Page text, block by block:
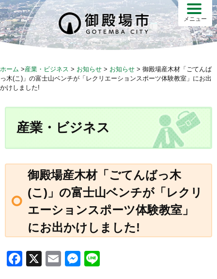
S
k
i
p
o
メニュー
ホーム >産業・ビジネス > お知らせ > お知らせ > 御殿場産木材「ごてんば
っ木(こ)」の富士山ベンチが「レクリエーションスポーツ体験教室」にお出
かけしました!
産業・ビジネス
御殿場産木材「ごてんばっ木
(こ)」の富士山ベンチが「レクリ
エーションスポーツ体験教室」
にお出かけしました!
F
X
E
M